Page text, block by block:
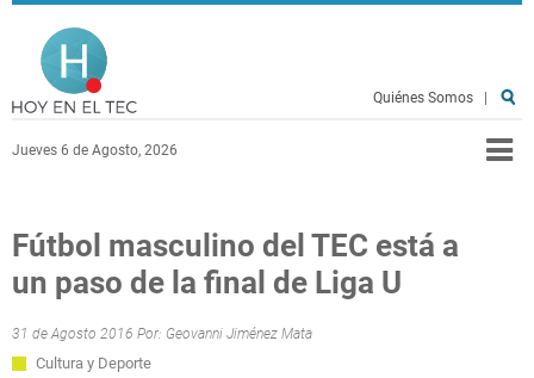
Pasar al contenido principal
Jueves 6 de Agosto, 2026
Quiénes Somos
Fútbol masculino del TEC está a
un paso de la final de Liga U
31 de Agosto 2016 Por: Geovanni Jiménez Mata
Cultura y Deporte